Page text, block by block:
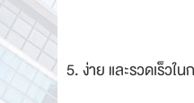
5. ง่าย และรวดเร็วใ